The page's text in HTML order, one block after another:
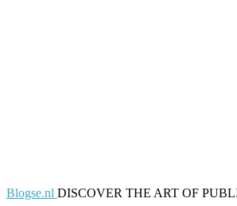
Blogse.nl DISCOVER THE ART OF